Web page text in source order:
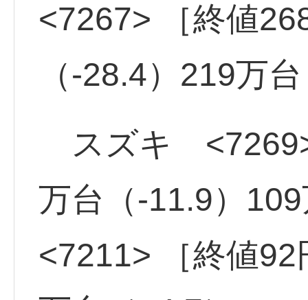
<7267> ［終値
（-28.4）219万
スズキ <7269>
万台（-11.9）
<7211> ［終値